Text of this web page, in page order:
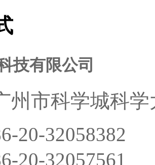
技有限公司
州市科学城科
20-32058382
20-32057561